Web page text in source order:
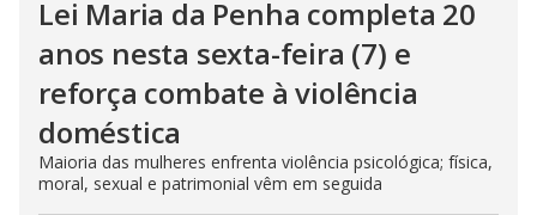
Lei Maria da Penha completa 20
anos nesta sexta-feira (7) e
reforça combate à violência
doméstica
Maioria das mulheres enfrenta violência psicológica; física,
moral, sexual e patrimonial vêm em seguida